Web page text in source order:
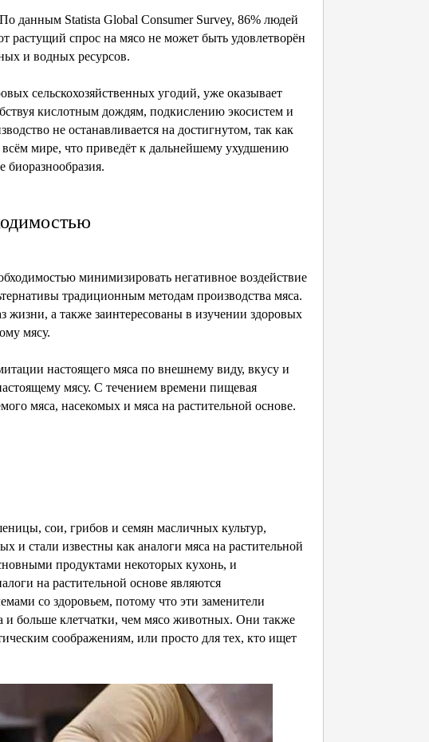
данным Statista Global Consumer Survey, 86% людей
растущий спрос на мясо не может быть удовлетворён
и водных ресурсов.
сельскохозяйственных угодий, уже оказывает
кислотным дождям, подкислению экосистем и
не останавливается на достигнутом, так как
мире, что приведёт к дальнейшему ухудшению
минимизировать негативное воздействие
традиционным методам производства мяса.
жизни, а также заинтересованы в изучении здоровых
мясу.
настоящего мяса по внешнему виду, вкусу и
мясу. С течением времени пищевая
мяса, насекомых и мяса на растительной основе.
сои, грибов и семян масличных культур,
и стали известны как аналоги мяса на растительной
продуктами некоторых кухонь, и
на растительной основе являются
со здоровьем, потому что эти заменители
и больше клетчатки, чем мясо животных. Они также
соображениям, или просто для тех, кто ищет